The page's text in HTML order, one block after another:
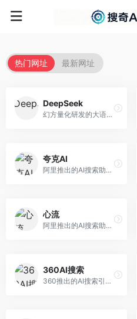
热门网址 最新网址
DeepSeek
幻方量化研发的大语言模型平台，专注于深度推理和代码生成能力。面向开发者、研究人员和技术爱好者，提供强大的逻辑推理和数学计算功能，开源生态完善，API接口友好。
夸克AI
阿里推出的AI搜索助手，整合搜索与AI功能。面向年轻用户，提供智能搜索、文档处理、学习辅助等服务，与夸克生态深度整合。
心流
阿里推出的AI搜索助手，专注于智能信息获取。面向普通用户，提供智能搜索、内容整理、知识问答等服务，与阿里生态深度整合。
360AI搜索
360推出的AI搜索引擎，专注于安全智能搜索。面向普通用户，提供智能问答、网页搜索、内容整理等服务，安全防护能力强。